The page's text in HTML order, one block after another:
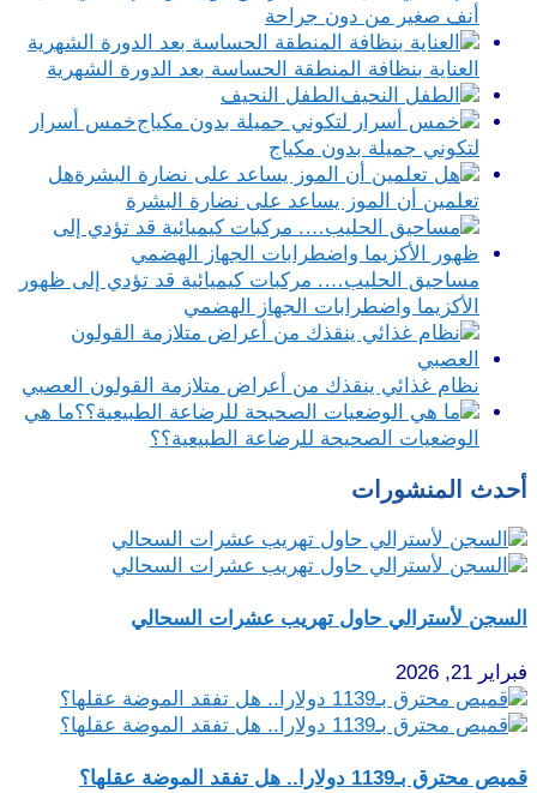
أنف صغير من دون جراحة
العناية بنظافة المنطقة الحساسة بعد الدورة الشهرية
الطفل النحيف
خمس أسرار
لتكوني جميلة بدون مكياج
هل
تعلمين أن الموز يساعد على نضارة البشرة
مساحيق الحليب…. مركبات كيميائية قد تؤدي إلى ظهور
الأكزيما واضطرابات الجهاز الهضمي
نظام غذائي ينقذك من أعراض متلازمة القولون العصبي
ما هي
الوضعيات الصحيحة للرضاعة الطبيعية؟؟
أحدث المنشورات
السجن لأسترالي حاول تهريب عشرات السحالي
فبراير 21, 2026
قميص محترق بـ1139 دولارا.. هل تفقد الموضة عقلها؟